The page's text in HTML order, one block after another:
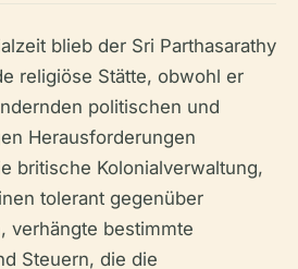
blieb der Sri Parthasarathy
religiöse Stätte, obwohl er
politischen und
Herausforderungen
britische Kolonialverwaltung,
tolerant gegenüber
verhängte bestimmte
Steuern, die die